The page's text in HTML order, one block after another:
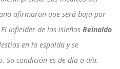
afirmaron que será baja por
infielder de los isleños Reinaldo
en la espalda y se
Su condición es de día a día.